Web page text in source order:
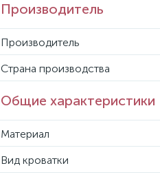
Производитель
Производитель
Страна производства
Общие характеристики
Материал
Вид кроватки